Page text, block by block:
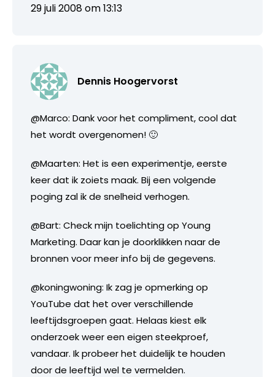
29 juli 2008 om 13:13
Dennis Hoogervorst
@Marco: Dank voor het compliment, cool dat
het wordt overgenomen! 🙂
@Maarten: Het is een experimentje, eerste
keer dat ik zoiets maak. Bij een volgende
poging zal ik de snelheid verhogen.
@Bart: Check mijn toelichting op Young
Marketing. Daar kan je doorklikken naar de
bronnen voor meer info bij de gegevens.
@koningwoning: Ik zag je opmerking op
YouTube dat het over verschillende
leeftijdsgroepen gaat. Helaas kiest elk
onderzoek weer een eigen steekproef,
vandaar. Ik probeer het duidelijk te houden
door de leeftijd wel te vermelden.